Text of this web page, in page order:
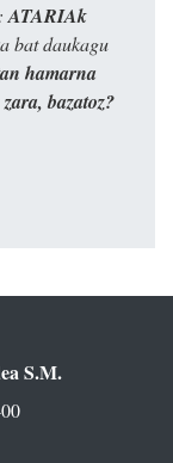
ATARIAk
bat daukagu
hamarna
bazatoz?
S.M.